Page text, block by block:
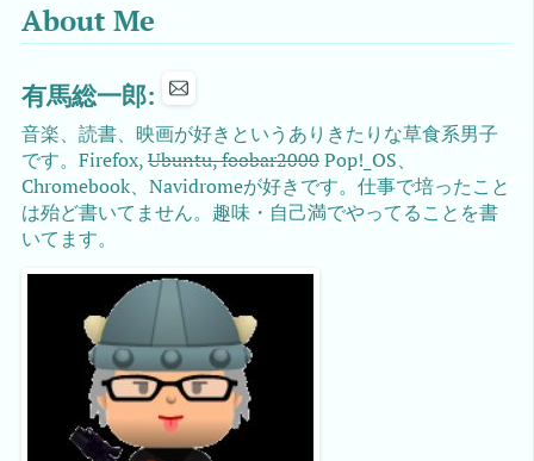
About Me
有馬総一郎:
音楽、読書、映画が好きというありきたりな草食系男子
です。Firefox,Ubuntu, foobar2000Pop!_OS、
Chromebook、Navidromeが好きです。仕事で培ったこと
は殆ど書いてません。趣味・自己満でやってることを書
いてます。